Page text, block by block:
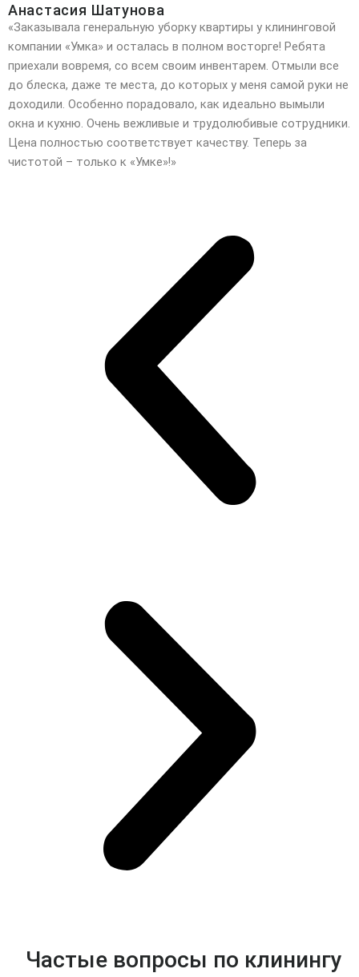
Анастасия Шатунова
«Заказывала генеральную уборку квартиры у клининговой
компании «Умка» и осталась в полном восторге! Ребята
приехали вовремя, со всем своим инвентарем. Отмыли все
до блеска, даже те места, до которых у меня самой руки не
доходили. Особенно порадовало, как идеально вымыли
окна и кухню. Очень вежливые и трудолюбивые сотрудники.
Цена полностью соответствует качеству. Теперь за
чистотой – только к «Умке»!»
Частые вопросы по клинингу